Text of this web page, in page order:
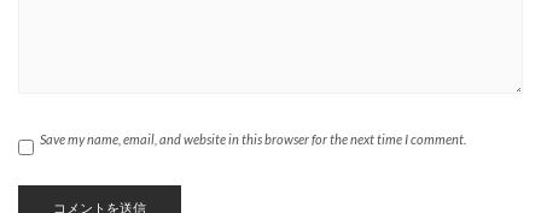
Save my name, email, and website in this browser for the next time I comment.